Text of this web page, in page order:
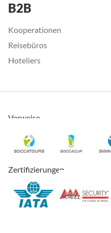
B2B
Kooperationen
Reisebüros
Hoteliers
Verweise
Zertifizierungen